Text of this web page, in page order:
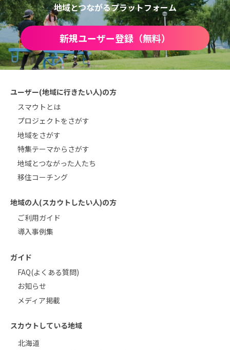
地域とつながるプラットフォーム
新規ユーザー登録（無料）
ユーザー(地域に行きたい人)の方
スマウトとは
プロジェクトをさがす
地域をさがす
特集テーマからさがす
地域とつながった人たち
移住コーチング
地域の人(スカウトしたい人)の方
ご利用ガイド
導入事例集
ガイド
FAQ(よくある質問)
お知らせ
メディア掲載
スカウトしている地域
北海道